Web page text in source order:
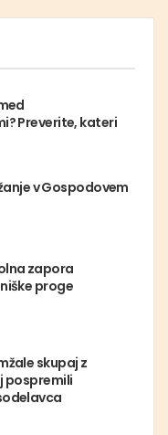
Preverite, kateri
v Gospodovem
zapora
proge
skupaj z
pospremili